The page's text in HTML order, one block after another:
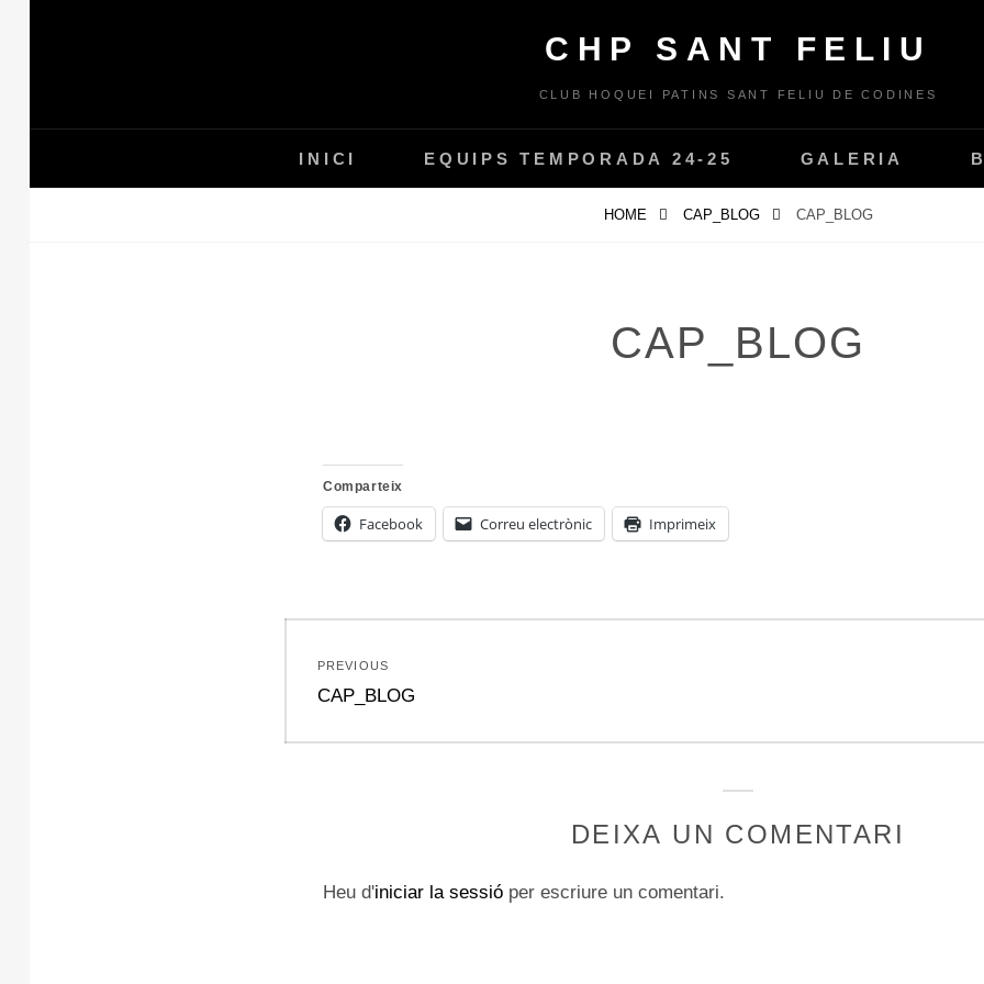
CHP SANT FELIU
CLUB HOQUEI PATINS SANT FELIU DE CODINES
INICI EQUIPS TEMPORADA 24-25 GALERIA
HOME CAP_BLOG CAP_BLOG
CAP_BLOG
Comparteix
Facebook Correu electrònic Imprimeix
d'entrades
PREVIOUS
Previous
CAP_BLOG
DEIXA UN COMENTARI
Heu d'iniciar la sessió per escriure un comentari.